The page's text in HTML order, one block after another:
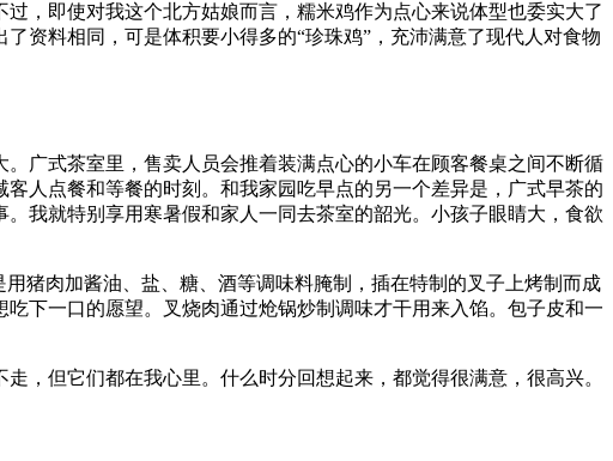
，即使对我这个北方姑娘而言，糯米鸡作为点心来说体型也委实大了
资料相同，可是体积要小得多的“珍珠鸡”，充沛满意了现代人对食物
广式茶室里，售卖人员会推着装满点心的小车在顾客餐桌之间不断循
人点餐和等餐的时刻。和我家园吃早点的另一个差异是，广式早茶的
我就特别享用寒暑假和家人一同去茶室的韶光。小孩子眼睛大，食欲
猪肉加酱油、盐、糖、酒等调味料腌制，插在特制的叉子上烤制而成
下一口的愿望。叉烧肉通过炝锅炒制调味才干用来入馅。包子皮和一
，但它们都在我心里。什么时分回想起来，都觉得很满意，很高兴。